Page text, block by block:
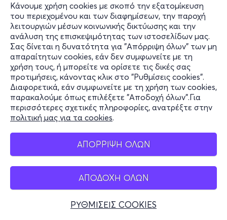
Κάνουμε χρήση cookies με σκοπό την εξατομίκευση
του περιεχομένου και των διαφημίσεων, την παροχή
λειτουργιών μέσων κοινωνικής δικτύωσης και την
ανάλυση της επισκεψιμότητας των ιστοσελίδων μας.
Σας δίνεται η δυνατότητα για "Απόρριψη όλων" των μη
απαραίτητων cookies, εάν δεν συμφωνείτε με τη
χρήση τους, ή μπορείτε να ορίσετε τις δικές σας
προτιμήσεις, κάνοντας κλικ στο "Ρυθμίσεις cookies".
Διαφορετικά, εάν συμφωνείτε με τη χρήση των cookies,
παρακαλούμε όπως επιλέξετε "Αποδοχή όλων".Για
περισσότερες σχετικές πληροφορίες, ανατρέξτε στην
πολιτική μας για τα cookies.
ΑΠΟΡΡΙΨΗ ΟΛΩΝ
ΑΠΟΔΟΧΗ ΟΛΩΝ
ΡΥΘΜΙΣΕΙΣ COOKIES